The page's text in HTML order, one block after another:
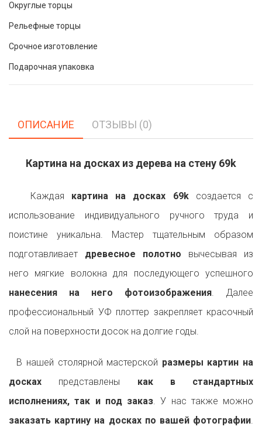
Округлые торцы
Рельефные торцы
Срочное изготовление
Подарочная упаковка
ОПИСАНИЕ ОТЗЫВЫ (0)
Картина на досках из дерева на стену 69k
Каждая картина на досках 69kсоздается с
использование индивидуального ручного труда и
поистине уникальна. Мастер тщательным образом
подготавливает древесное полотно вычесывая из
него мягкие волокна для последующего успешного
нанесения на него фотоизображения. Далее
профессиональный УФ плоттер закрепляет красочный
слой на поверхности досок на долгие годы.
В нашей столярной мастерской размеры картин на
досках представлены как в стандартных
исполнениях, так и под заказ. У нас также можно
заказать картину на досках по вашей фотографии.